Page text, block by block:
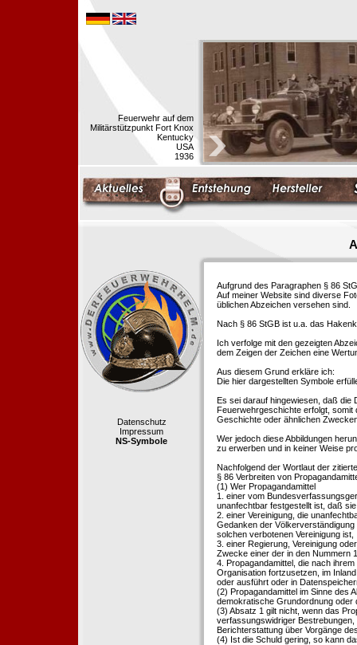
Feuerwehr auf dem
Militärstützpunkt Fort Knox
Kentucky
USA
1936
Datenschutz
Impressum
NS-Symbole
Aufgrund des Paragraphen § 86
Auf meiner Website sind diverse
üblichen Abzeichen versehen sind.
Nach § 86 StGB ist u.a. das
Ich verfolge mit den gezeigten
dem Zeigen der Zeichen eine
Aus diesem Grund erkläre ich:
Die hier dargestellten Symbole
Es sei darauf hingewiesen, daß die
Feuerwehrgeschichte erfolgt,
Geschichte oder ähnlichen
Wer jedoch diese Abbildungen
zu erwerben und in keiner Weise
Nachfolgend der Wortlaut der
§ 86 Verbreiten von
(1) Wer Propagandamittel
1. einer vom
unanfechtbar festgestellt ist, daß
2. einer Vereinigung, die
Gedanken der
solchen verbotenen Vereinigung ist,
3. einer Regierung, Vereinigung
Zwecke einer der in den Nummern
4. Propagandamittel, die nach
Organisation fortzusetzen, im
oder ausführt oder in
(2) Propagandamittel im Sinne des
demokratische Grundordnung oder
(3) Absatz 1 gilt nicht, wenn das
verfassungswidriger
Berichterstattung über Vorgänge
(4) Ist die Schuld gering, so kann